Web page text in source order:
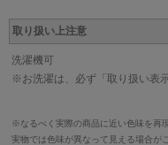
取り扱い上注意
洗濯機可
※お洗濯は、必ず「取り扱い表
※なるべく実際の商品に近い色味を再
実物では色味が異なって見える場合が